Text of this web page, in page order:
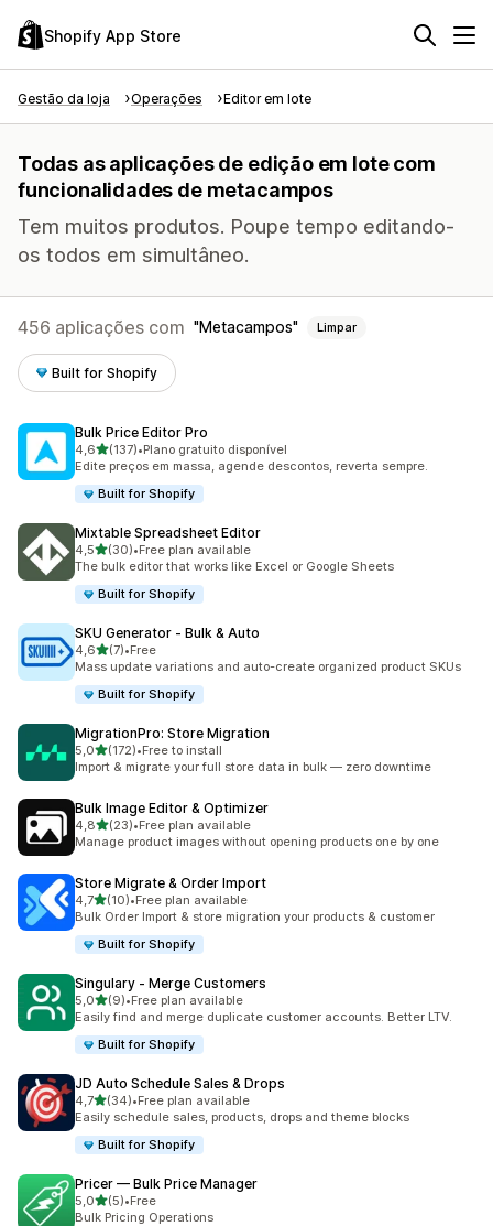
Shopify App Store
Gestão da loja Operações Editor em lote
Todas as aplicações de edição em lote com
funcionalidades de metacampos
Tem muitos produtos. Poupe tempo editando-
os todos em simultâneo.
456 aplicações com Metacampos Limpar
Built for Shopify
Bulk Price Editor Pro
4,6de 5 estrelas
(137)
137 total de avaliações
•Plano gratuito disponível
Edite preços em massa, agende descontos, reverta sempre.
Built for Shopify
Mixtable Spreadsheet Editor
4,5de 5 estrelas
(30)
30 total de avaliações
•Free plan available
The bulk editor that works like Excel or Google Sheets
Built for Shopify
SKU Generator ‑ Bulk & Auto
4,6de 5 estrelas
(7)
7 total de avaliações
•Free
Mass update variations and auto-create organized product SKUs
Built for Shopify
MigrationPro: Store Migration
5,0de 5 estrelas
(172)
172 total de avaliações
•Free to install
Import & migrate your full store data in bulk — zero downtime
Bulk Image Editor & Optimizer
4,8de 5 estrelas
(23)
23 total de avaliações
•Free plan available
Manage product images without opening products one by one
Store Migrate & Order Import
4,7de 5 estrelas
(10)
10 total de avaliações
•Free plan available
Bulk Order Import & store migration your products & customer
Built for Shopify
Singulary ‑ Merge Customers
5,0de 5 estrelas
(9)
9 total de avaliações
•Free plan available
Easily find and merge duplicate customer accounts. Better LTV.
Built for Shopify
JD Auto Schedule Sales & Drops
4,7de 5 estrelas
(34)
34 total de avaliações
•Free plan available
Easily schedule sales, products, drops and theme blocks
Built for Shopify
Pricer — Bulk Price Manager
5,0de 5 estrelas
(5)
5 total de avaliações
•Free
Bulk Pricing Operations